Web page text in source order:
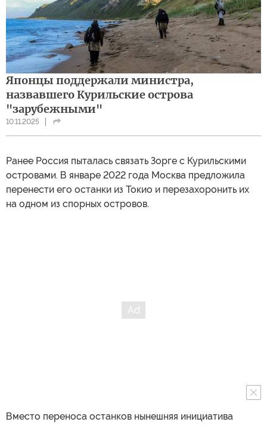
Японцы поддержали министра,
назвавшего Курильские острова
"зарубежными"
10.11.2025
Ранее Россия пыталась связать Зорге с Курильскими
островами. В январе 2022 года Москва предложила
перенести его останки из Токио и перезахоронить их
на одном из спорных островов.
Вместо переноса останков нынешняя инициатива